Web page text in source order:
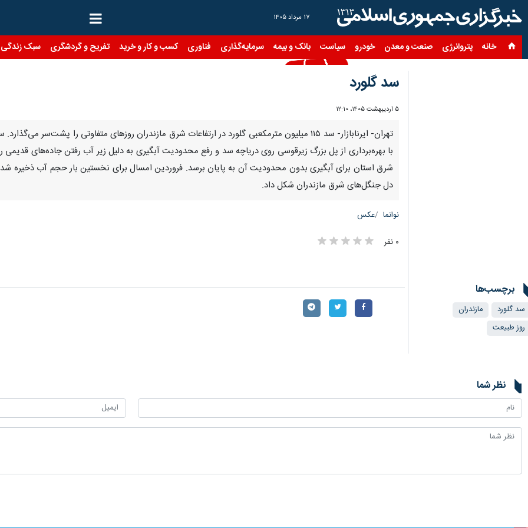
۱۷ مرداد ۱۴۰۵
خانه پتروانرژی صنعت و معدن خودرو سیاست بانک و بیمه سرمایه‌گذاری فناوری کسب و کار و خرید تفریح و گردشگری سبک زندگی
سد گلورد
۵ اردیبهشت ۱۴۰۵، ۱۲:۱۰
با بهره‌برداری از پل بزرگ زیرقوسی روی دریاچه سد و رفع محدودیت آبگیری به دلیل زیر آب رفتن جاده‌های قدیمی
دل جنگل‌های شرق مازندران شکل داد.
نوانما عکس
۰ نفر
برچسب‌ها
سد گلورد
مازندران
روز طبیعت
نظر شما